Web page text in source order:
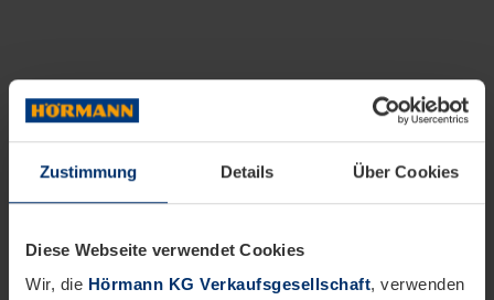
Zustimmung Details Über Cookies
Diese Webseite verwendet Cookies
Wir, die Hörmann KG Verkaufsgesellschaft, verwenden